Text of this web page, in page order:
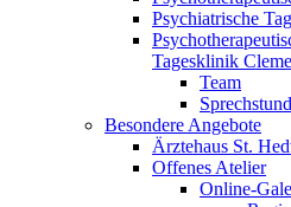
Psychiatrische
Tagesklinik
Team
Besondere Angebote
Ärztehaus St.
Offenes Atelier
Online-